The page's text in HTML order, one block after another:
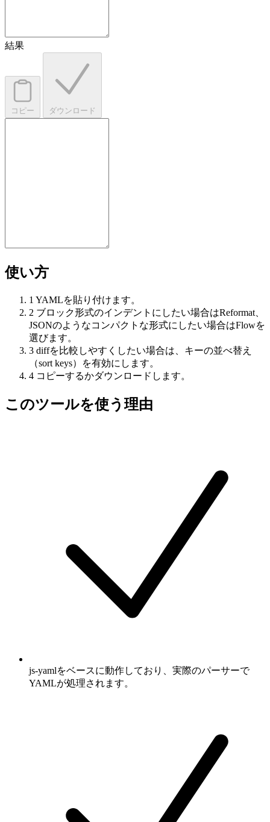
結果
コピー ダウンロード
使い方
1 YAMLを貼り付けます。
2 ブロック形式のインデントにしたい場合はReformat、
JSONのようなコンパクトな形式にしたい場合はFlowを
選びます。
3 diffを比較しやすくしたい場合は、キーの並べ替え
（sort keys）を有効にします。
4 コピーするかダウンロードします。
このツールを使う理由
js-yamlをベースに動作しており、実際のパーサーで
YAMLが処理されます。